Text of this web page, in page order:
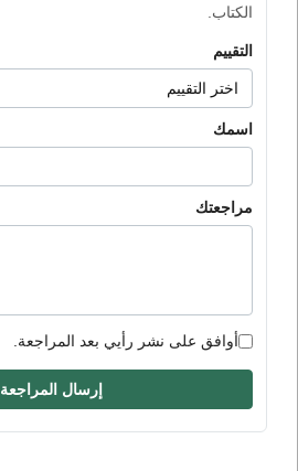
الكتاب.
التقييم
اسمك
مراجعتك
أوافق على نشر رأيي بعد المراجعة.
إرسال المراجعة